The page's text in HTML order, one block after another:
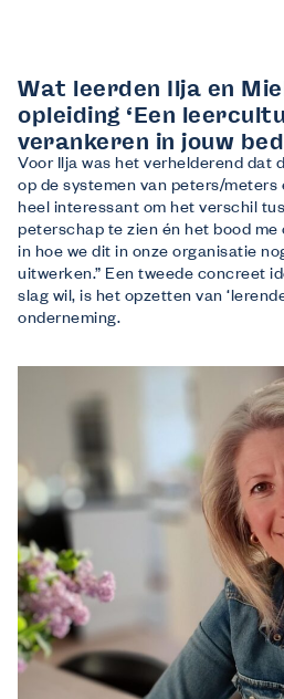
Wat leerden Ilja en
opleiding ‘Een
verankeren in jouw
Voor Ilja was het verhelderend dat
op de systemen van peters/meters
heel interessant om het verschil
peterschap te zien én het bood
in hoe we dit in onze organisatie
uitwerken.” Een tweede concreet
slag wil, is het opzetten van
onderneming.